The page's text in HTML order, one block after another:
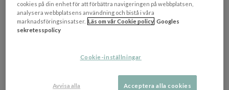
cookies på din enhet för att förbättra navigeringen på webbplatsen,
analysera webbplatsens användning och bistå i våra
marknadsföringsinsatser. Läs om vår Cookie policy Googles
sekretesspolicy
Cookie-inställningar
Avvisa alla Acceptera alla cookies